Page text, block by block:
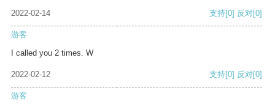
2022-02-14 支持[0] 反对[0]
游客
I called you 2 times. W
2022-02-12 支持[0] 反对[0]
游客